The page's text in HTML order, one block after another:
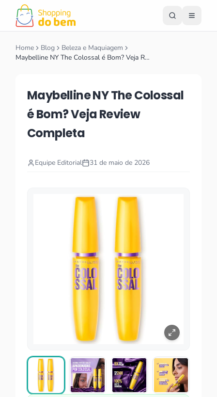
Home Blog
Beleza e Maquiagem
Maybelline NY The Colossal é Bom? Veja R…
Maybelline NY The Colossal
é Bom? Veja Review
Completa
Equipe Editorial 31 de maio de 2026